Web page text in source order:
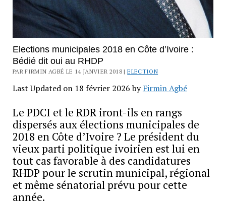
Elections municipales 2018 en Côte d’Ivoire :
Bédié dit oui au RHDP
PAR FIRMIN AGBÉ LE 14 JANVIER 2018 |ELECTION
Last Updated on 18 février 2026 byFirmin Agbé
Le PDCI et le RDR iront-ils en rangs
dispersés aux élections municipales de
2018 en Côte d’Ivoire ? Le président du
vieux parti politique ivoirien est lui en
tout cas favorable à des candidatures
RHDP pour le scrutin municipal, régional
et même sénatorial prévu pour cette
année.